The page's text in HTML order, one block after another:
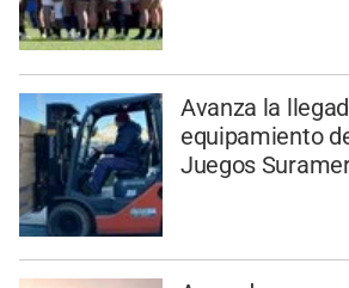
Avanza la
equipamiento
Juegos